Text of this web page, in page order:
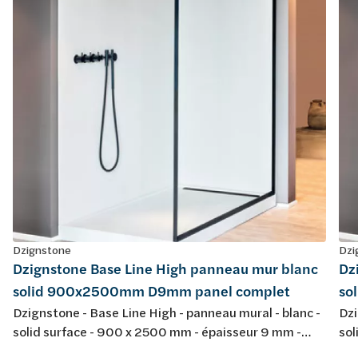
Dzignstone
Dzignstone Base Line High panneau mur blanc
solid 900x2500mm D9mm panel complet
Dzignstone - Base Line High - panneau mural - blanc -
solid surface - 900 x 2500 mm - épaisseur 9 mm -